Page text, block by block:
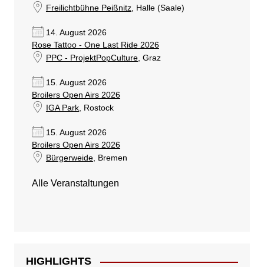
Freilichtbühne Peißnitz, Halle (Saale)
14. August 2026
Rose Tattoo - One Last Ride 2026
PPC - ProjektPopCulture, Graz
15. August 2026
Broilers Open Airs 2026
IGA Park, Rostock
15. August 2026
Broilers Open Airs 2026
Bürgerweide, Bremen
Alle Veranstaltungen
HIGHLIGHTS